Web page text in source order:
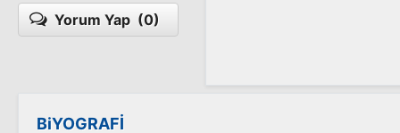
Yorum Yap (0)
BiYOGRAFİ